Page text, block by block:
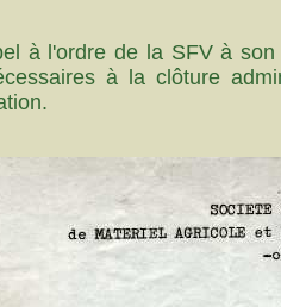
à l'ordre de la SFV à
à la clôture